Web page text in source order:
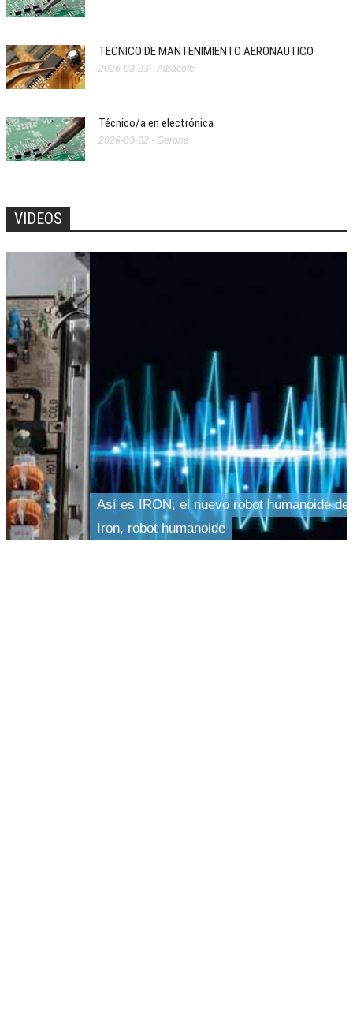
TECNICO DE MANTENIMIENTO AERONAUTICO
2026-03-23 - Albacete
Técnico/a en electrónica
2026-03-02 - Gerona
VIDEOS
XPeng
LG OLED evo G5: Panel OLED WRGB
panel oled